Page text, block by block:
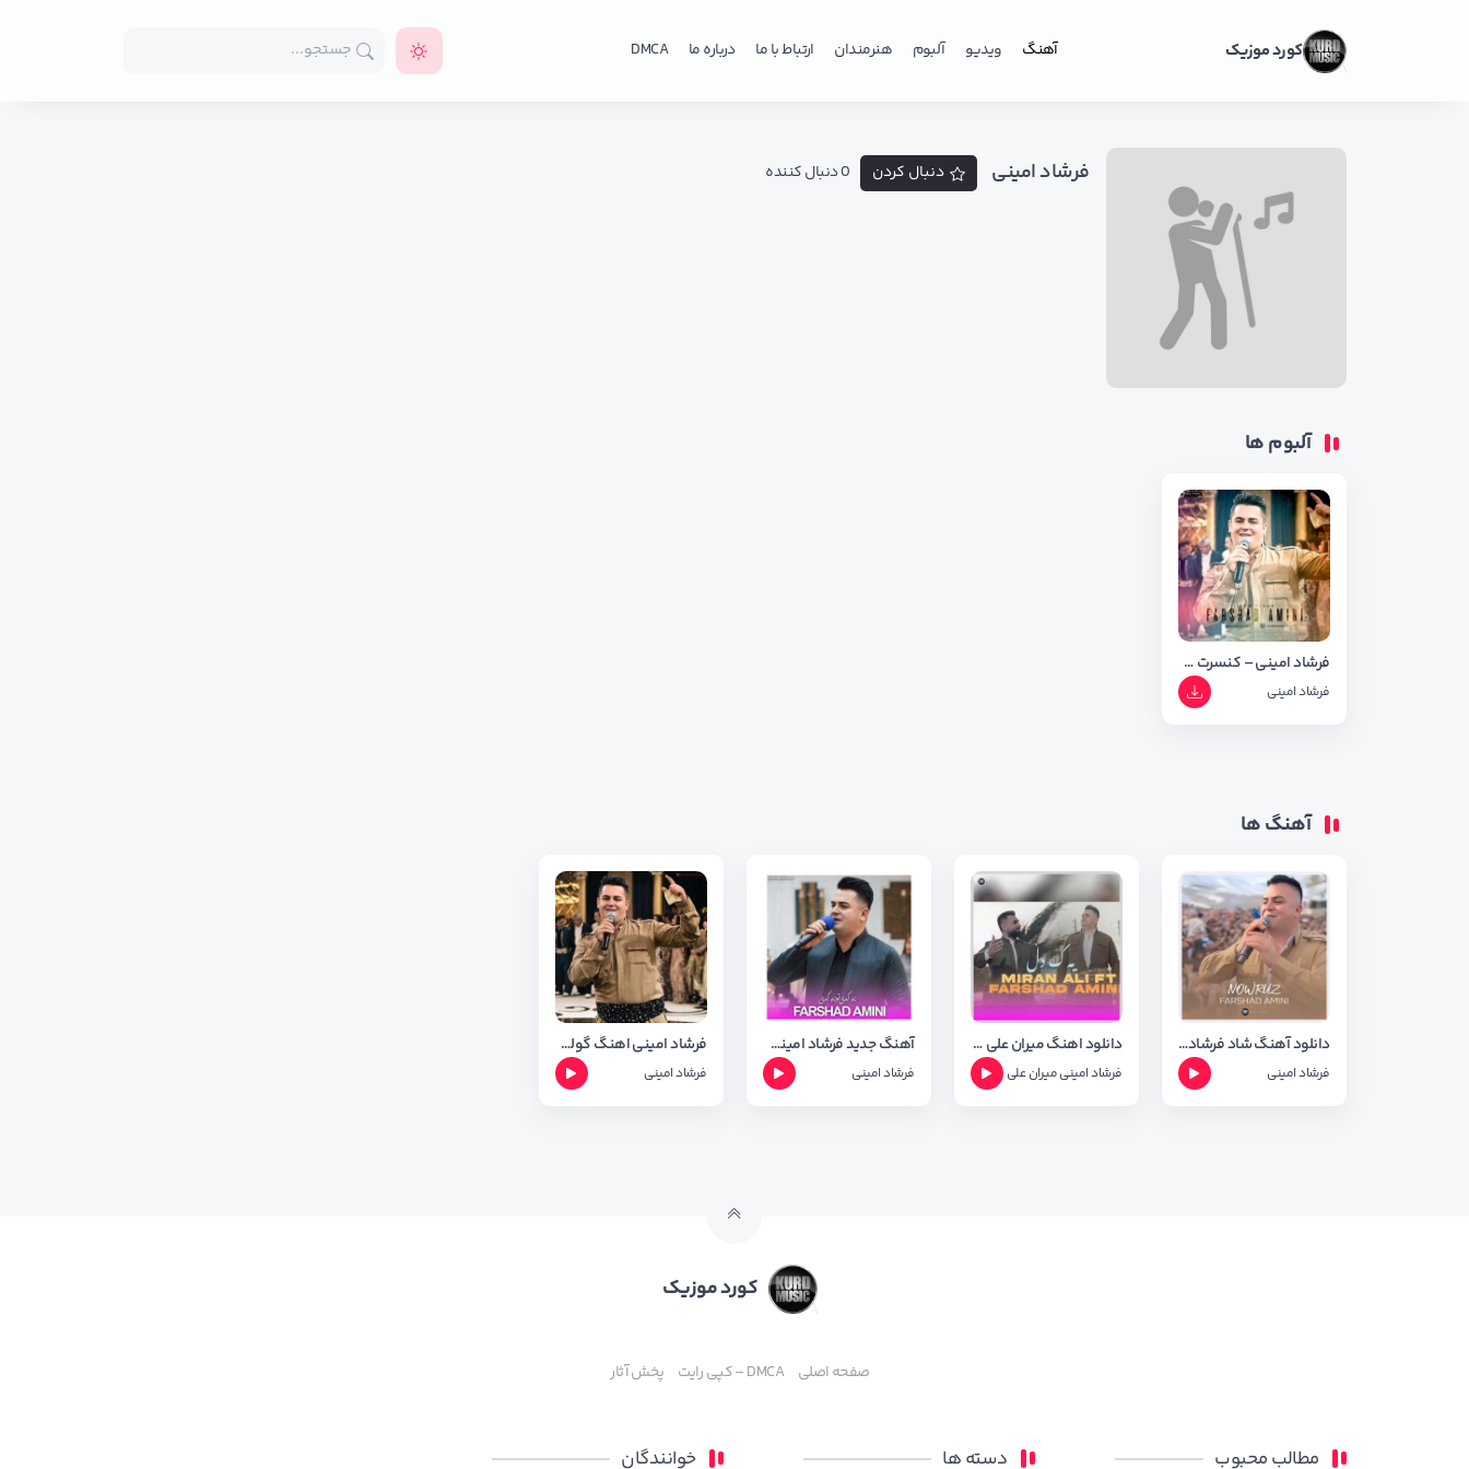
کورد موزیک آهنگ ویدیو آلبوم هنرمندان ارتباط با ما درباره ما DMCA
فرشاد امینی دنبال کردن 0 دنبال کننده
آلبوم ها
فرشاد امینی – کنسرت مریوان
فرشاد امینی
آهنگ ها
دانلود آهنگ شاد فرشاد امینی به نام نوروز 2025
فرشاد امینی
دانلود اهنگ میران علی و فرشاد امینی بنام یک دل + متن آهنگ
فرشاد امینیمیران علی
آهنگ جدید فرشاد امینی بنام نه که تو نه که ی
فرشاد امینی
فرشاد امینی اهنگ گولی ژیانم + متن وشعر
فرشاد امینی
کورد موزیک
صفحه اصلی DMCA – کپی رایت پخش آثار
مطالب محبوب دسته ها خوانندگان